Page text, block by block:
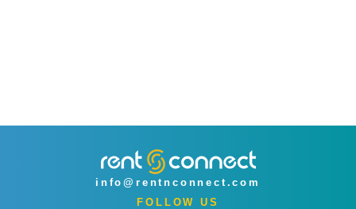
info@rentnconnect.com
FOLLOW US